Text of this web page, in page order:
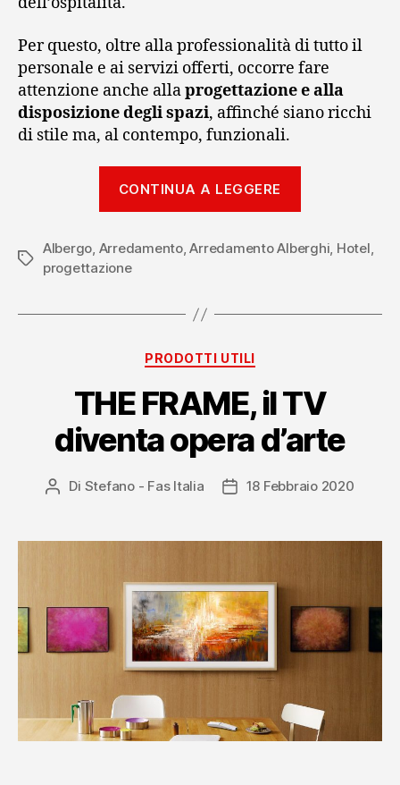
Per questo, oltre alla professionalità di tutto il
personale e ai servizi offerti, occorre fare
attenzione anche allaprogettazione e alla
disposizione degli spazi, affinché siano ricchi
di stile ma, al contempo, funzionali.
CONTINUA A LEGGERE
una
ottimale”
Tag
Albergo, Arredamento,Arredamento Alberghi, Hotel,
progettazione
Categorie
PRODOTTI UTILI
THE FRAME, il TV
diventa opera d’arte
Autore
Di Stefano - Fas Italia
Data18 Febbraio 2020